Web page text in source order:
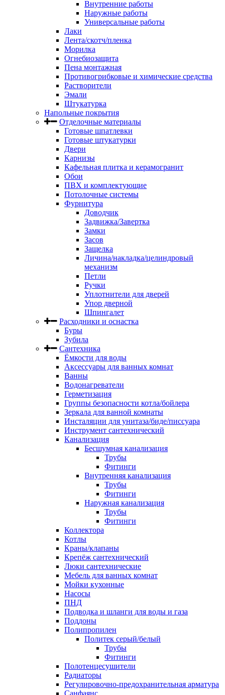
Внутренние работы
Наружные работы
Универсальные работы
Лаки
Лента/скотч/пленка
Морилка
Огнебиозащита
Пена монтажная
Противогрибковые и химические средства
Растворители
Эмали
Штукатурка
Напольные покрытия
Отделочные материалы
Готовые шпатлевки
Готовые штукатурки
Двери
Карнизы
Кафельная плитка и керамогранит
Обои
ПВХ и комплектующие
Потолочные системы
Фурнитура
Доводчик
Задвижка/Завертка
Замки
Засов
Защелка
Личина/накладка/целиндровый
механизм
Петли
Ручки
Уплотнители для дверей
Упор дверной
Шпингалет
Расходники и оснастка
Буры
Зубила
Сантехника
Ёмкости для воды
Аксессуары для ванных комнат
Ванны
Водонагреватели
Герметизация
Группы безопасности котла/бойлера
Зеркала для ванной комнаты
Инсталяции для унитаза/биде/писсуара
Инструмент сантехнический
Канализация
Бесшумная канализация
Трубы
Фитинги
Внутренняя канализация
Трубы
Фитинги
Наружная канализация
Трубы
Фитинги
Коллектора
Котлы
Краны/клапаны
Крепёж сантехнический
Люки сантехнические
Мебель для ванных комнат
Мойки кухонные
Насосы
ПНД
Подводка и шланги для воды и газа
Поддоны
Полипропилен
Политек серый/белый
Трубы
Фитинги
Полотенцесушители
Радиаторы
Регулировочно-предохранительная арматура
Санфаянс